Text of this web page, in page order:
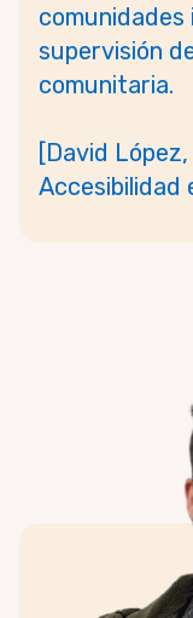
comunidades
supervisión
comunitaria.
[David
Accesibilidad